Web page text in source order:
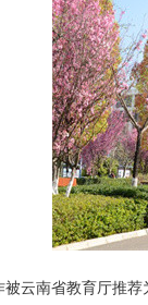
云南省教育厅推荐